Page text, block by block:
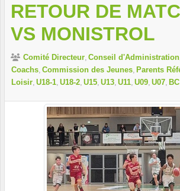
RETOUR DE
VS MONISTROL
Comité Directeur Conseil d'Administration
Coachs Commission des Jeunes Parents
Loisir U18-1 U18-2 U15 U13 U11 U09 U07